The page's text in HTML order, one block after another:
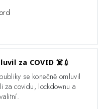
za COVID ☠️💉
se konečně omluvil
za covidu, lockdownu a